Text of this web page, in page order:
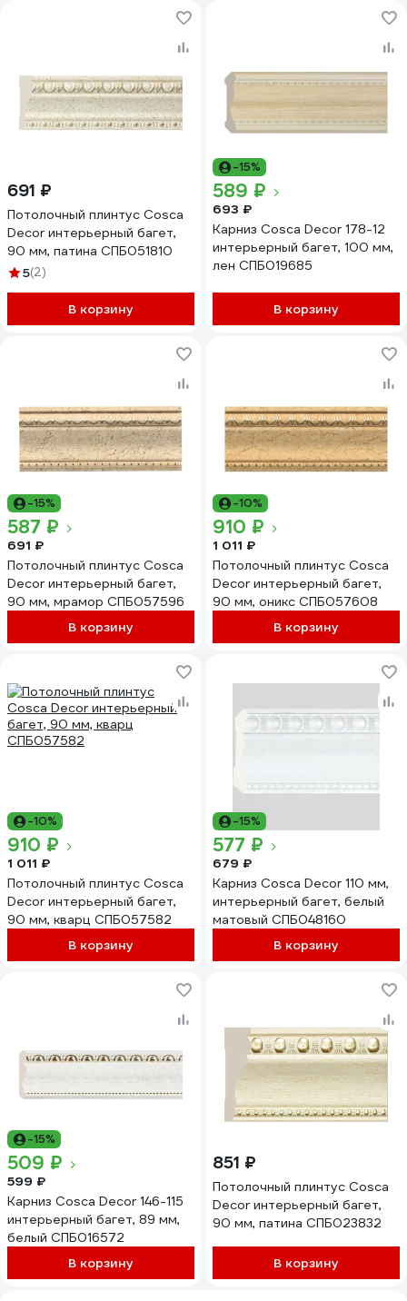
691 ₽
Потолочный плинтус Cosca
Decor интерьерный багет,
90 мм, патина СПБ051810
5(2)
В корзину
-15%
589 ₽
693 ₽
Карниз Cosca Decor 178-12
интерьерный багет, 100 мм,
лен СПБ019685
В корзину
-15%
587 ₽
691 ₽
Потолочный плинтус Cosca
Decor интерьерный багет,
90 мм, мрамор СПБ057596
В корзину
-10%
910 ₽
1 011 ₽
Потолочный плинтус Cosca
Decor интерьерный багет,
90 мм, оникс СПБ057608
В корзину
-10%
910 ₽
1 011 ₽
Потолочный плинтус Cosca
Decor интерьерный багет,
90 мм, кварц СПБ057582
В корзину
-15%
577 ₽
679 ₽
Карниз Cosca Decor 110 мм,
интерьерный багет, белый
матовый СПБ048160
В корзину
-15%
509 ₽
599 ₽
Карниз Cosca Decor 146-115
интерьерный багет, 89 мм,
белый СПБ016572
В корзину
851 ₽
Потолочный плинтус Cosca
Decor интерьерный багет,
90 мм, патина СПБ023832
В корзину